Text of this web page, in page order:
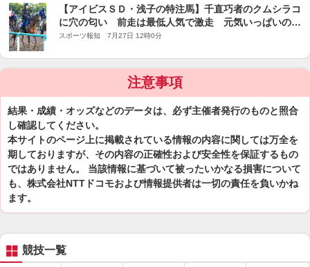
【アイビスＳＤ・浅子の特注馬】千直巧者のクムシラコ
に穴の匂い 前走は最低人気で激走 元気いっぱいの８
歳馬
スポーツ報知 7月27日 12時0分
注意事項
結果・成績・オッズなどのデータは、必ず主催者発行のものと照合
し確認してください。
本サイトのページ上に掲載されている情報の内容に関しては万全を
期しておりますが、その内容の正確性および安全性を保証するもの
ではありません。 当該情報に基づいて被ったいかなる損害について
も、株式会社NTTドコモおよび情報提供者は一切の責任を負いかね
ます。
競技一覧